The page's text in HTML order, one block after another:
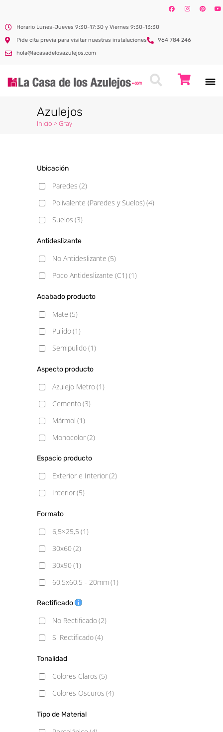
Horario Lunes-Jueves 9:30-17:30 y Viernes 9:30-13:30
Pide cita previa para visitar nuestras instalaciones
964 784 246
hola@lacasadelosazulejos.com
Azulejos
Inicio >Gray
Ubicación
Paredes (2)
Polivalente (Paredes y Suelos)(4)
Suelos (3)
Antideslizante
No Antideslizante (5)
Poco Antideslizante (C1)(1)
Acabado producto
Mate (5)
Pulido(1)
Semipulido(1)
Aspecto producto
Azulejo Metro(1)
Cemento(3)
Mármol (1)
Monocolor(2)
Piedra (2)
Espacio producto
Exterior e Interior(2)
Interior(5)
Formato
6,5×25,5 (1)
30x60 (2)
30x90 (1)
60,5x60,5 - 20mm(1)
60x60 (2)
60x60 - 20mm
(1)
60x120 (3)
Rectificado
No Rectificado(2)
Si Rectificado(4)
Tonalidad
Colores Claros (5)
Colores Oscuros (4)
Tipo de Material